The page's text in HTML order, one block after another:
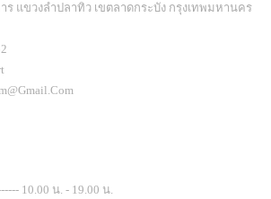
ร แขวงลำปลาทิว เขตลาดกระบัง กรุงเทพมหานคร
10.00 น. - 19.00 น.